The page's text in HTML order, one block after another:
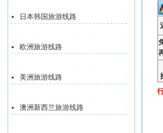
日本韩国旅游线路
欧洲旅游线路
美洲旅游线路
澳洲新西兰旅游线路